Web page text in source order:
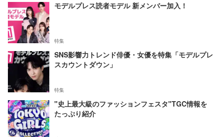
モデルプレス読者モデル 新メンバー加入！
特集
SNS影響力トレンド俳優・女優を特集「モデルプレ
スカウントダウン」
特集
"史上最大級のファッションフェスタ"TGC情報を
たっぷり紹介